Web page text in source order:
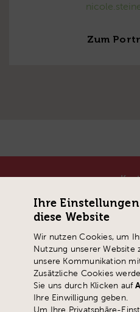
Zum
CH-6410
T+41 41
info@
Ihre
diese Website
Wir nutzen Cookies, um
Nutzung unserer Website
unsere Kommunikation
Zusätzliche Cookies
Sie uns durch Klicken auf
Ihre Einwilligung geben.
Um Ihre Privatsphäre-